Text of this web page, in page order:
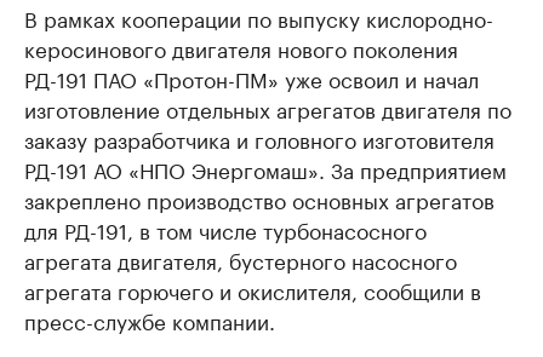
В рамках кооперации по выпуску кислородно-
керосинового двигателя нового поколения
РД-191 ПАО «Протон-ПМ» уже освоил и начал
изготовление отдельных агрегатов двигателя по
заказу разработчика и головного изготовителя
РД-191 АО «НПО Энергомаш». За предприятием
закреплено производство основных агрегатов
для РД-191, в том числе турбонасосного
агрегата двигателя, бустерного насосного
агрегата горючего и окислителя, сообщили в
пресс-службе компании.